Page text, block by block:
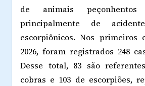
de animais
principalmente de
escorpiônicos. Nos primeiros
2026, foram registrados 248
Desse total, 83 são
cobras e 103 de escorpiões,